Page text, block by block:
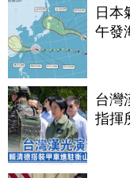
日本
午發
台灣
指揮